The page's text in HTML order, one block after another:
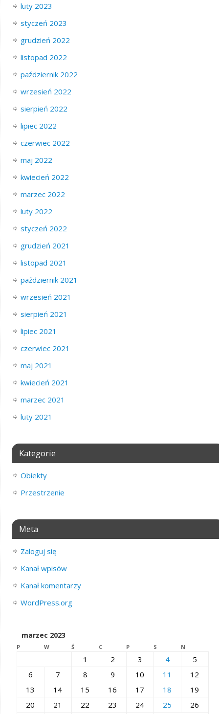
luty 2023
styczeń 2023
grudzień 2022
listopad 2022
październik 2022
wrzesień 2022
sierpień 2022
lipiec 2022
czerwiec 2022
maj 2022
kwiecień 2022
marzec 2022
luty 2022
styczeń 2022
grudzień 2021
listopad 2021
październik 2021
wrzesień 2021
sierpień 2021
lipiec 2021
czerwiec 2021
maj 2021
kwiecień 2021
marzec 2021
luty 2021
Kategorie
Obiekty
Przestrzenie
Meta
Zaloguj się
Kanał wpisów
Kanał komentarzy
WordPress.org
marzec 2023
P W Ś C P S N
1 2 3 4
5
6
7 8 9 10 11
12
13
14 15 16 17 18
19
20
21 22 23 24 25
26